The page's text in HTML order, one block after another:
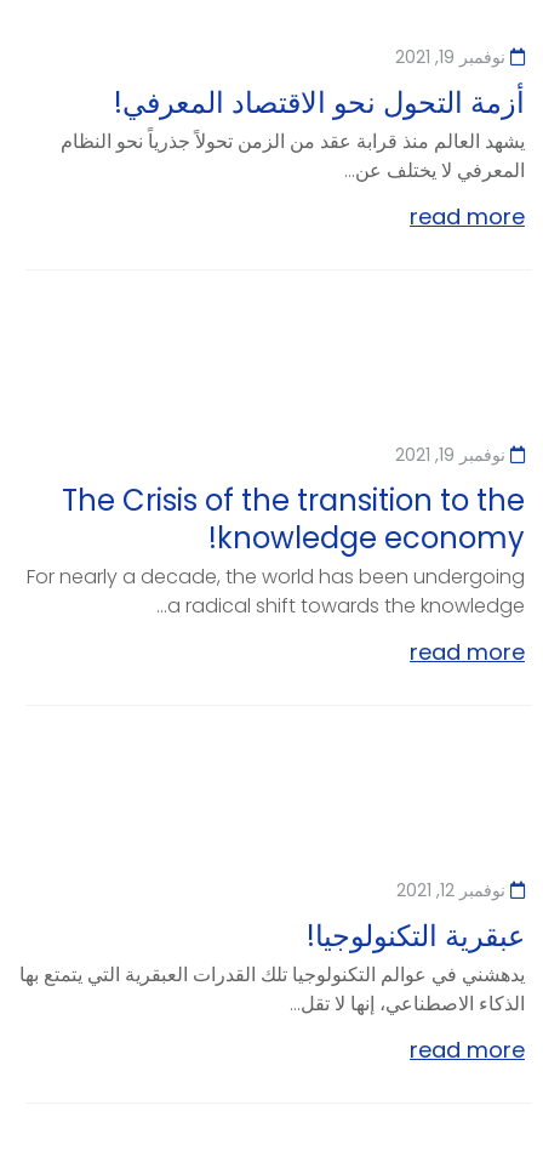
نوفمبر 19, 2021
أزمة التحول نحو الاقتصاد المعرفي!
يشهد العالم منذ قرابة عقد من الزمن تحولاً جذرياً نحو النظام
المعرفي لا يختلف عن...
read more
نوفمبر 19, 2021
The Crisis of the transition to the
knowledge economy!
For nearly a decade, the world has been undergoing
a radical shift towards the knowledge...
read more
نوفمبر 12, 2021
عبقرية التكنولوجيا!
يدهشني في عوالم التكنولوجيا تلك القدرات العبقرية التي يتمتع بها
الذكاء الاصطناعي، إنها لا تقل...
read more